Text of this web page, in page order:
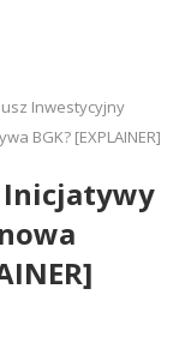
Inwestycyjny
BGK? [EXPLAINER]
Inicjatywy